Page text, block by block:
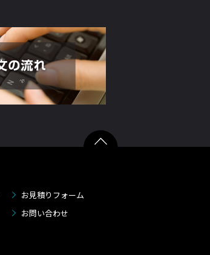
お見積りフォーム
お問い合わせ